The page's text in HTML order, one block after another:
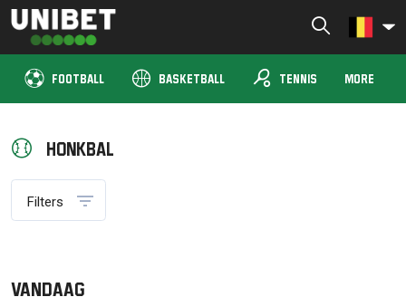
Skip
content
Unibet TV Dutch (Belgium)
Livestreams van alle sporten en Live wedden
FOOTBALL BASKETBALL sports_tennis TENNIS MORE
Honkbal
Filters
Vandaag